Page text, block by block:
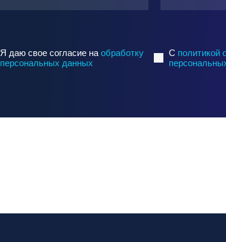
Я даю свое согласие наобработку
персональных данных
C политикой